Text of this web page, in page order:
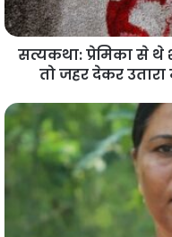
सत्यकथा: प्रेमिका से थे
तो जहर देकर